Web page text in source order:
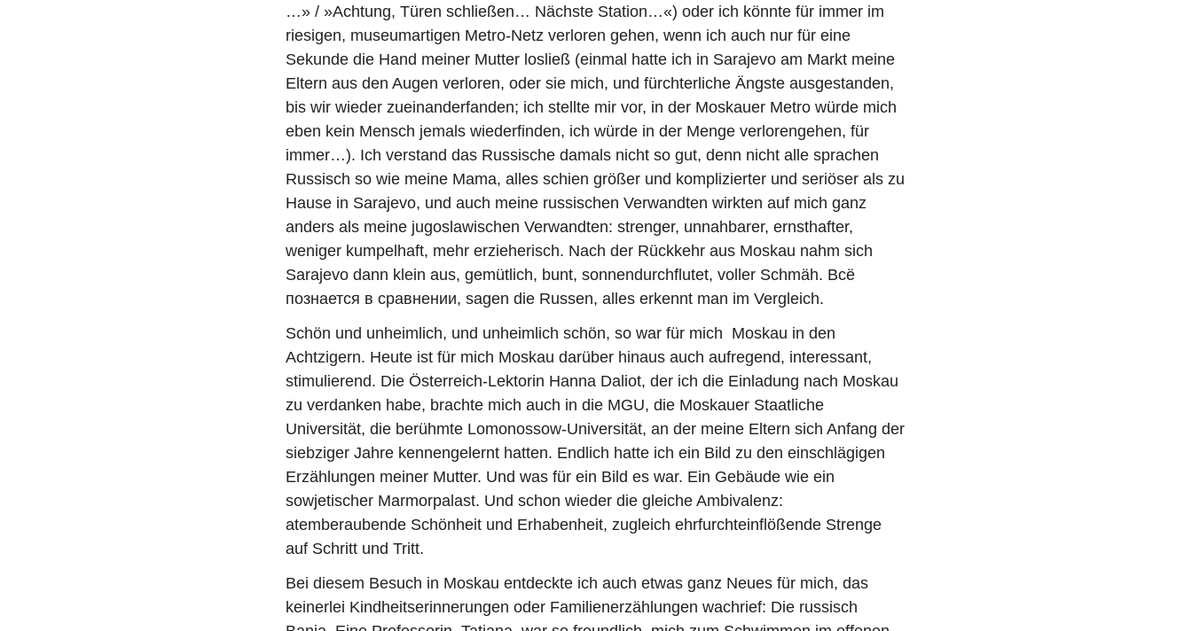
…» / »Achtung, Türen schließen… Nächste Station…«) oder ich könnte für immer im
riesigen, museumartigen Metro-Netz verloren gehen, wenn ich auch nur für eine
Sekunde die Hand meiner Mutter losließ (einmal hatte ich in Sarajevo am Markt meine
Eltern aus den Augen verloren, oder sie mich, und fürchterliche Ängste ausgestanden,
bis wir wieder zueinanderfanden; ich stellte mir vor, in der Moskauer Metro würde mich
eben kein Mensch jemals wiederfinden, ich würde in der Menge verlorengehen, für
immer…). Ich verstand das Russische damals nicht so gut, denn nicht alle sprachen
Russisch so wie meine Mama, alles schien größer und komplizierter und seriöser als zu
Hause in Sarajevo, und auch meine russischen Verwandten wirkten auf mich ganz
anders als meine jugoslawischen Verwandten: strenger, unnahbarer, ernsthafter,
weniger kumpelhaft, mehr erzieherisch. Nach der Rückkehr aus Moskau nahm sich
Sarajevo dann klein aus, gemütlich, bunt, sonnendurchflutet, voller Schmäh. Всё
познается в сравнении, sagen die Russen, alles erkennt man im Vergleich.
Schön und unheimlich, und unheimlich schön, so war für mich Moskau in den
Achtzigern. Heute ist für mich Moskau darüber hinaus auch aufregend, interessant,
stimulierend. Die Österreich-Lektorin Hanna Daliot, der ich die Einladung nach Moskau
zu verdanken habe, brachte mich auch in die MGU, die Moskauer Staatliche
Universität, die berühmte Lomonossow-Universität, an der meine Eltern sich Anfang der
siebziger Jahre kennengelernt hatten. Endlich hatte ich ein Bild zu den einschlägigen
Erzählungen meiner Mutter. Und was für ein Bild es war. Ein Gebäude wie ein
sowjetischer Marmorpalast. Und schon wieder die gleiche Ambivalenz:
atemberaubende Schönheit und Erhabenheit, zugleich ehrfurchteinflößende Strenge
auf Schritt und Tritt.
Bei diesem Besuch in Moskau entdeckte ich auch etwas ganz Neues für mich, das
keinerlei Kindheitserinnerungen oder Familienerzählungen wachrief: Die russisch